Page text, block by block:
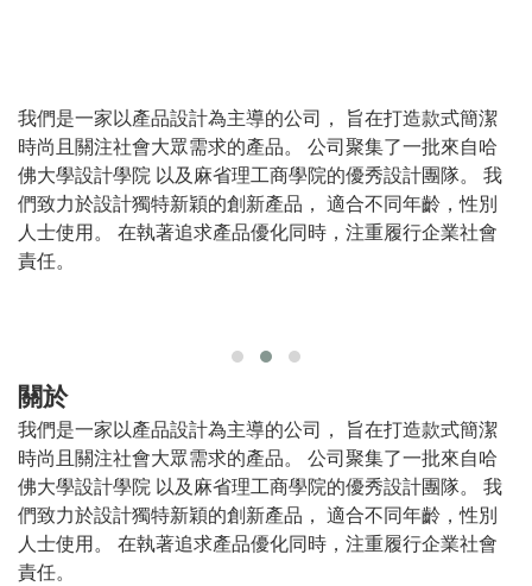
我們是一家以產品設計為主導的公司， 旨在打造款式簡潔
時尚且關注社會大眾需求的產品。 公司聚集了一批來自哈
佛大學設計學院 以及麻省理工商學院的優秀設計團隊。 我
們致力於設計獨特新穎的創新產品， 適合不同年齡，性別
人士使用。 在執著追求產品優化同時，注重履行企業社會
責任。
關於
我們是一家以產品設計為主導的公司， 旨在打造款式簡潔
時尚且關注社會大眾需求的產品。 公司聚集了一批來自哈
佛大學設計學院 以及麻省理工商學院的優秀設計團隊。 我
們致力於設計獨特新穎的創新產品， 適合不同年齡，性別
人士使用。 在執著追求產品優化同時，注重履行企業社會
責任。